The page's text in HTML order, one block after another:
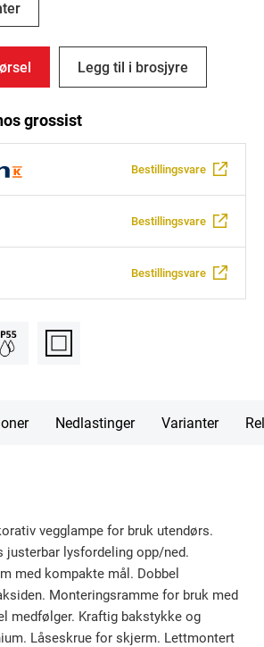
Legg til i brosjyre
grossist
Bestillingsvare
Bestillingsvare
Bestillingsvare
Nedlastinger Varianter
vegglampe for bruk utendørs.
justerbar lysfordeling opp/ned.
med kompakte mål. Dobbel
Monteringsramme for bruk med
medfølger. Kraftig bakstykke og
Låseskrue for skjerm. Lettmontert